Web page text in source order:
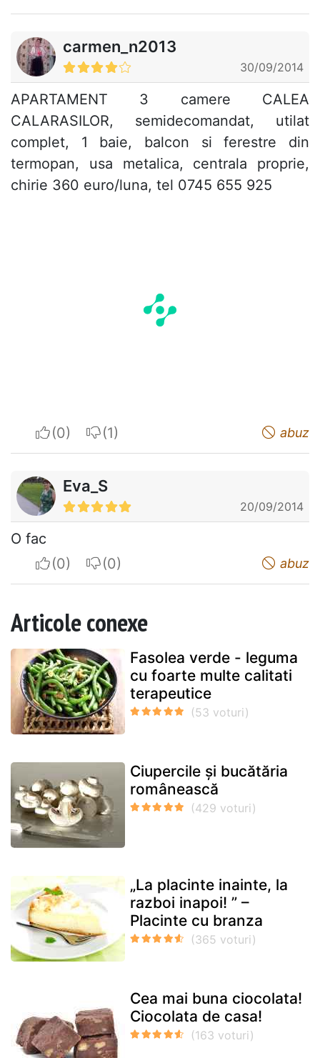
carmen_n2013
30/09/2014
APARTAMENT 3 camere CALEA
CALARASILOR, semidecomandat, utilat
complet, 1 baie, balcon si ferestre din
termopan, usa metalica, centrala proprie,
chirie 360 euro/luna, tel 0745 655 925
I apreciateI do not appreciate abuz
Eva_S
20/09/2014
O fac
I apreciateI do not appreciate abuz
Articole conexe
Fasolea verde - leguma
cu foarte multe calitati
terapeutice
Ciupercile și bucătăria
românească
„La placinte inainte, la
razboi inapoi! ” –
Placinte cu branza
Cea mai buna ciocolata!
Ciocolata de casa!